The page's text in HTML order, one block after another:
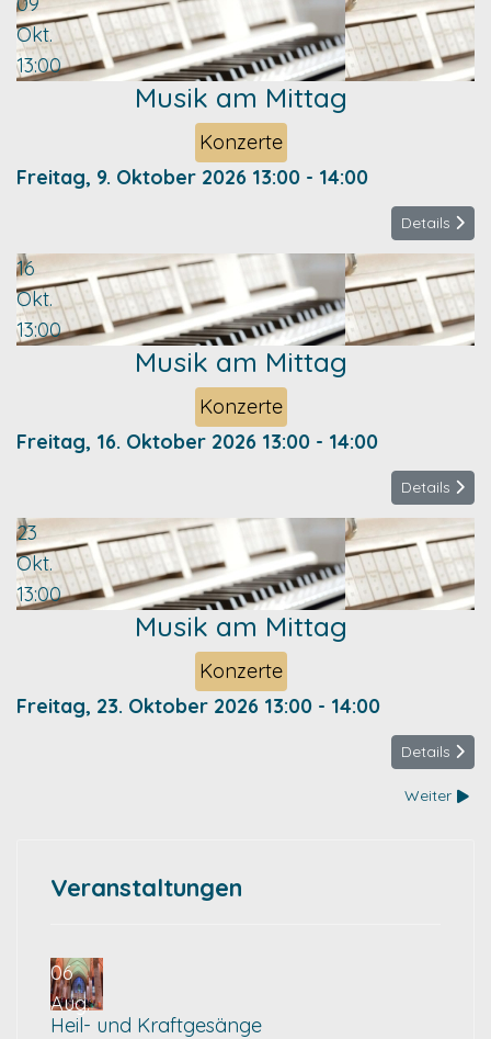
Okt.
13:00
Musik am Mittag
Konzerte
Freitag, 9. Oktober 2026 13:00 - 14:00
Details
16
Okt.
13:00
Musik am Mittag
Konzerte
Freitag, 16. Oktober 2026 13:00 - 14:00
Details
23
Okt.
13:00
Musik am Mittag
Konzerte
Freitag, 23. Oktober 2026 13:00 - 14:00
Details
Weiter
Veranstaltungen
06
Aug.
Heil- und Kraftgesänge